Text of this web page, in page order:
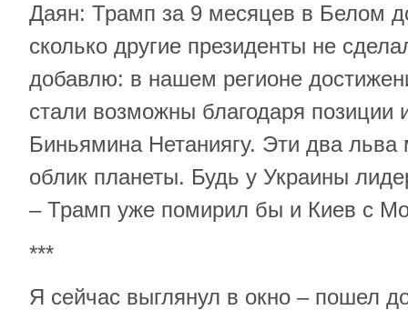
Даян: Трамп за 9 месяцев в Белом
сколько другие президенты не
добавлю: в нашем регионе
стали возможны благодаря позиции
Биньямина Нетаниягу. Эти два
облик планеты. Будь у Украины
– Трамп уже помирил бы и Киев с
***
Я сейчас выглянул в окно – пошел